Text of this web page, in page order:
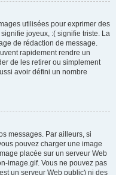
utilisées pour exprimer des
joyeux, :( signifie triste. La
de rédaction de message.
rapidement rendre un
de les retirer ou simplement
avoir défini un nombre
messages. Par ailleurs, si
pouvez charger une image
placée sur un serveur Web
image.gif. Vous ne pouvez pas
un serveur Web public) ni des